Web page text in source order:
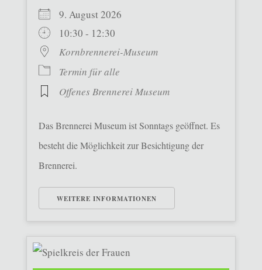
9. August 2026
10:30 - 12:30
Kornbrennerei-Museum
Termin für alle
Offenes Brennerei Museum
Das Brennerei Museum ist Sonntags geöffnet. Es
besteht die Möglichkeit zur Besichtigung der
Brennerei.
WEITERE INFORMATIONEN